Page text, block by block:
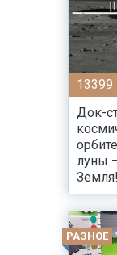
13399
Док-
луны
Земля!
РАЗНОЕ